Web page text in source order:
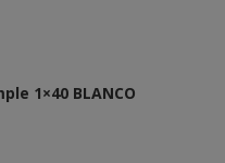
1×40 BLANCO